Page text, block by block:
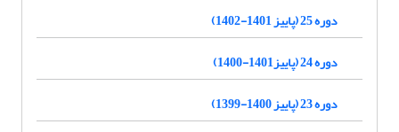
دوره 25 (پاییز 1401-1402)
دوره 24 (پاییز1401-1400)
دوره 23 (پاییز 1400-1399)